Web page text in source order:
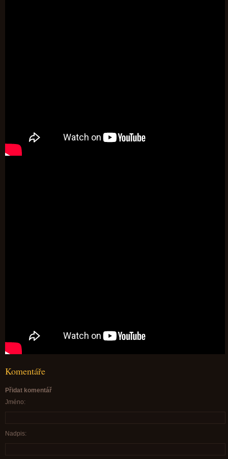
Komentáře
Přidat komentář
Jméno:
Nadpis: